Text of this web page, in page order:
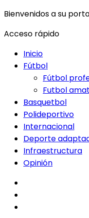
Bienvenidos a su
Acceso rápido
Inicio
Fútbol
Fútbol
Futbol
Basquetbol
Polideportivo
Internacional
Deporte
Infraestructura
Opinión